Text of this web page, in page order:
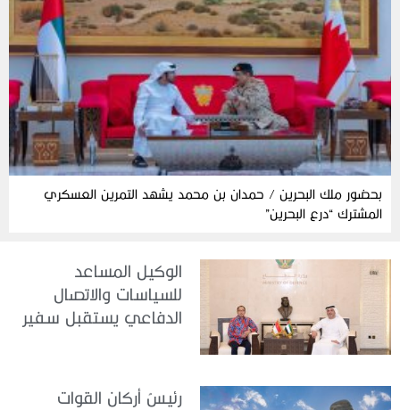
بحضور ملك البحرين / حمدان بن محمد يشهد التمرين العسكري
المشترك “درع البحرين”
الوكيل المساعد
للسياسات والاتصال
الدفاعي يستقبل سفير
رئيسُ أركان القوات